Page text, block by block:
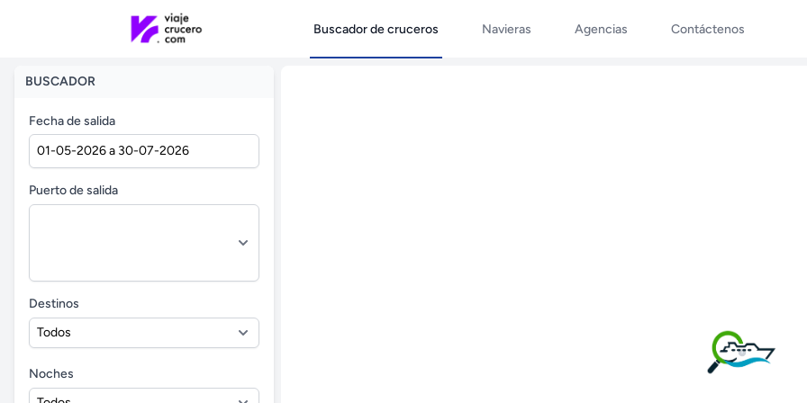
Buscador de cruceros Navieras Agencias Contáctenos
BUSCADOR
Fecha de salida
Puerto de salida
Destinos
Noches